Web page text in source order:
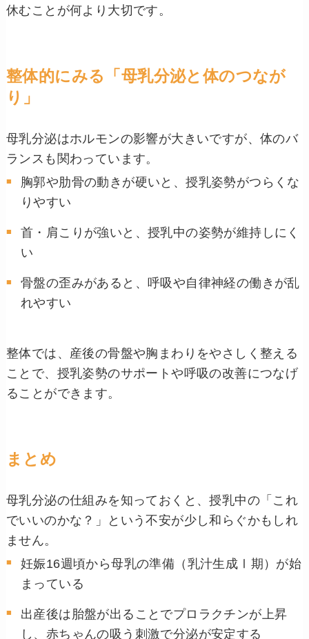
休むことが何より大切です。
整体的にみる「母乳分泌と体のつなが
り」
母乳分泌はホルモンの影響が大きいですが、体のバ
ランスも関わっています。
胸郭や肋骨の動きが硬いと、授乳姿勢がつらくな
りやすい
首・肩こりが強いと、授乳中の姿勢が維持しにく
い
骨盤の歪みがあると、呼吸や自律神経の働きが乱
れやすい
整体では、産後の骨盤や胸まわりをやさしく整える
ことで、授乳姿勢のサポートや呼吸の改善につなげ
ることができます。
まとめ
母乳分泌の仕組みを知っておくと、授乳中の「これ
でいいのかな？」という不安が少し和らぐかもしれ
ません。
妊娠16週頃から母乳の準備（乳汁生成Ⅰ期）が始
まっている
出産後は胎盤が出ることでプロラクチンが上昇
し、赤ちゃんの吸う刺激で分泌が安定する